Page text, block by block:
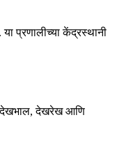
प्रणालीच्या केंद्रस्थानी
देखभाल, देखरेख आणि